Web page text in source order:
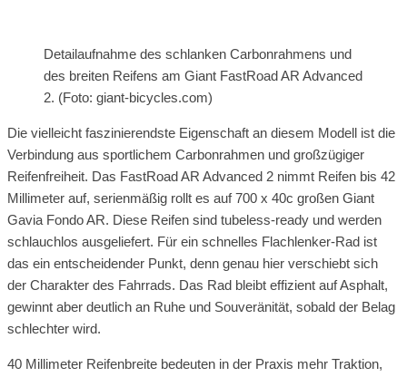
Detailaufnahme des schlanken Carbonrahmens und
des breiten Reifens am Giant FastRoad AR Advanced
2. (Foto: giant-bicycles.com)
Die vielleicht faszinierendste Eigenschaft an diesem Modell ist die
Verbindung aus sportlichem Carbonrahmen und großzügiger
Reifenfreiheit. Das FastRoad AR Advanced 2 nimmt Reifen bis 42
Millimeter auf, serienmäßig rollt es auf 700 x 40c großen Giant
Gavia Fondo AR. Diese Reifen sind tubeless-ready und werden
schlauchlos ausgeliefert. Für ein schnelles Flachlenker-Rad ist
das ein entscheidender Punkt, denn genau hier verschiebt sich
der Charakter des Fahrrads. Das Rad bleibt effizient auf Asphalt,
gewinnt aber deutlich an Ruhe und Souveränität, sobald der Belag
schlechter wird.
40 Millimeter Reifenbreite bedeuten in der Praxis mehr Traktion,